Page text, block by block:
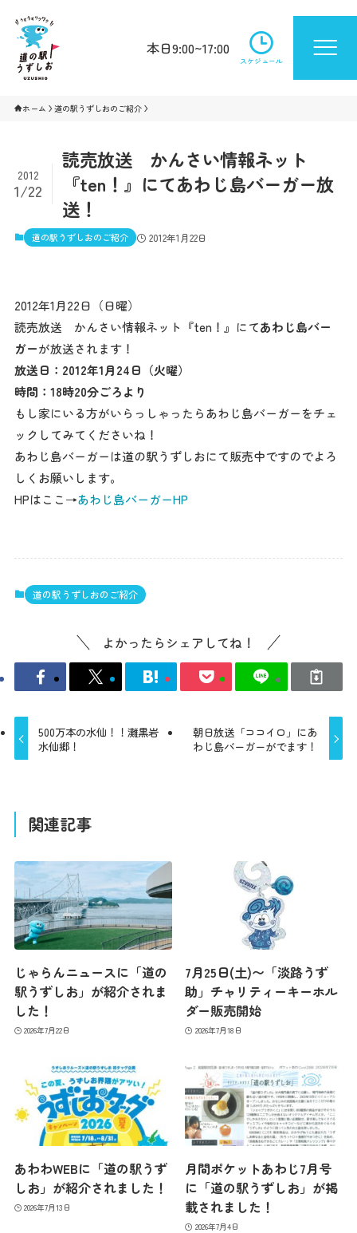
本日9:00~17:00
スケジュール
ホーム 道の駅うずしおのご紹介
読売放送 かんさい情報ネット
『ten！』にてあわじ島バーガー放
送！
2012
1/22
道の駅うずしおのご紹介 2012年1月22日
2012年1月22日（日曜）
読売放送 かんさい情報ネット『ten！』にてあわじ島バー
ガーが放送されます！
放送日：2012年1月24日（火曜）
時間：18時20分ごろより
もし家にいる方がいらっしゃったらあわじ島バーガーをチェ
ックしてみてくださいね！
あわじ島バーガーは道の駅うずしおにて販売中ですのでよろ
しくお願いします。
HPはここ→あわじ島バーガーHP
道の駅うずしおのご紹介
よかったらシェアしてね！
500万本の水仙！！灘黒岩
水仙郷！
朝日放送「ココイロ」にあ
わじ島バーガーがでます！
関連記事
じゃらんニュースに「道の
駅うずしお」が紹介されま
した！
2026年7月22日
7月25日(土)〜「淡路うず
助」チャリティーキーホル
ダー販売開始
2026年7月18日
あわわWEBに「道の駅うず
しお」が紹介されました！
2026年7月13日
月間ポケットあわじ7月号
に「道の駅うずしお」が掲
載されました！
2026年7月4日